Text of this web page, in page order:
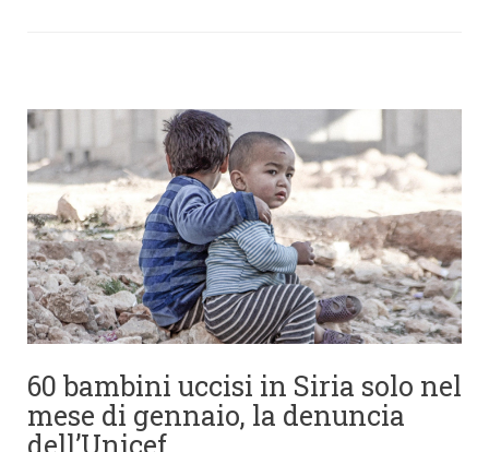
60 bambini uccisi in Siria solo nel
mese di gennaio, la denuncia